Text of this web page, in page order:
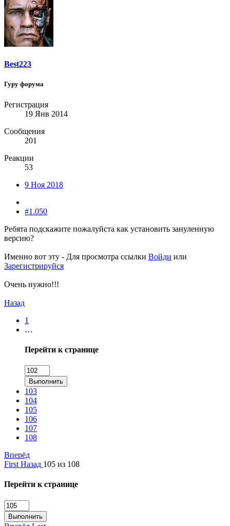
Best223
Гуру форума
Регистрация
19 Янв 2014
Сообщения
201
Реакции
53
9 Ноя 2018
#1.050
Ребята подскажите пожалуйста как установить зануленную
версию?
Именно вот эту - Для просмотра ссылки Войди или
Зарегистрируйся
Очень нужно!!!
Назад
1
…
Перейти к странице
Выполнить
103
104
105
106
107
108
Вперёд
First Назад 105 из 108
Перейти к странице
Выполнить